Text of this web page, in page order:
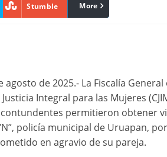
Stumble linkedin
More
de 2025.- La Fiscalía
Integral para las Mujeres
permitieron obtener
policía municipal de Uruapan,
en agravio de su pareja.